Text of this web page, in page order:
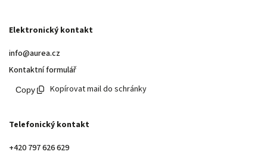
Elektronický kontakt
info@aurea.cz
Kontaktní formulář
Kopírovat mail do schránky
Telefonický kontakt
+420 797 626 629